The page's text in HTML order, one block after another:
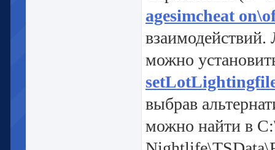
agesimcheat
можно
выбрав
можно найти в